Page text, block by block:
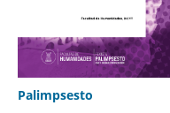
Palimpsesto